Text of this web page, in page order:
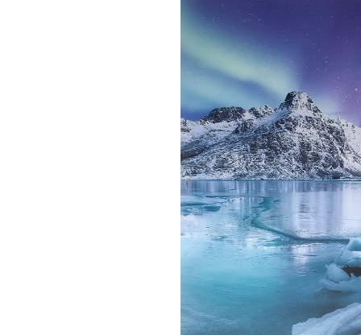
Explore your trip
情熱古巴22
半自助
全台最深度的古
度體驗共產古巴
Explore